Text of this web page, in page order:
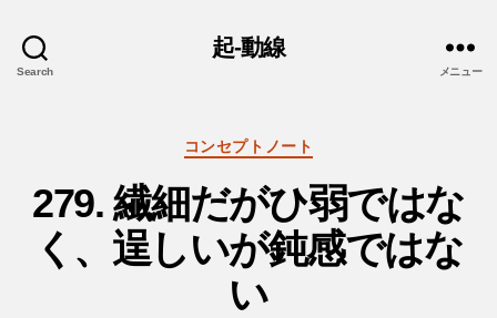
Search
起-動線
メニュー
カ
ゴ
リ
ー
コンセプトノート
279. 繊細だがひ弱ではな
く、逞しいが鈍感ではな
い